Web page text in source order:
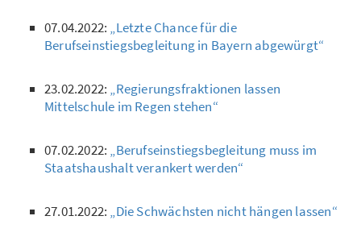
07.04.2022: „Letzte Chance für die
Berufseinstiegsbegleitung in Bayern abgewürgt“
23.02.2022: „Regierungsfraktionen lassen
Mittelschule im Regen stehen“
07.02.2022: „Berufseinstiegsbegleitung muss im
Staatshaushalt verankert werden“
27.01.2022: „Die Schwächsten nicht hängen lassen“